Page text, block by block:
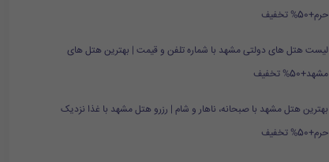
حرم+50% تخفیف
لیست هتل های دولتی مشهد با شماره تلفن و قیمت | بهترین هتل های
مشهد+50% تخفیف
بهترین هتل مشهد با صبحانه، ناهار و شام | رزرو هتل مشهد با غذا نزدیک
حرم+50% تخفیف